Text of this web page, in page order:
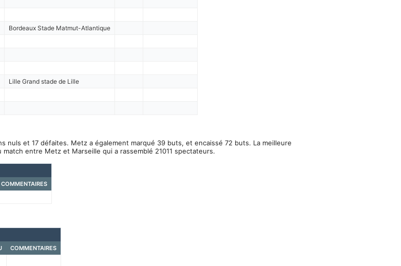
Bordeaux Stade Matmut-Atlantique
Lille Grand stade de Lille
nuls et 17 défaites. Metz a également marqué 39 buts, et encaissé 72 buts. La meilleure
entre Metz et Marseille qui a rassemblé 21011 spectateurs.
COMMENTAIRES
COMMENTAIRES